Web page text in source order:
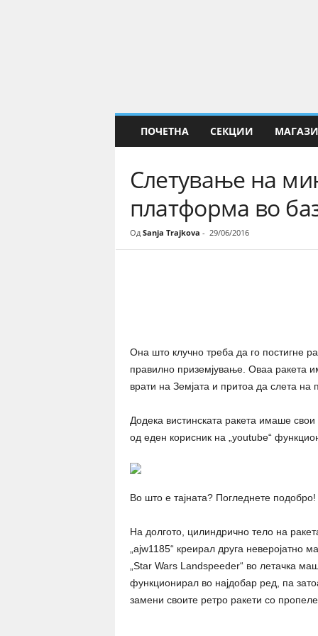
ПОЧЕТНА СЕКЦИИ
Слетување на
платформа во
Од Sanja Trajkova - 29/06/2016
Она што клучно треба да го постигне
правилно приземјување. Оваа ракета
врати на Земјата и притоа да слета
Додека вистинската ракета имаше
од еден корисник на „youtube“
Во што е тајната? Погледнете
На долгото, цилиндрично тело на
„ajw1185“ креирал друга неверојатно
„Star Wars Landspeeder“ во летачка
функционирал во најдобар ред, па
замени своите ретро ракети со